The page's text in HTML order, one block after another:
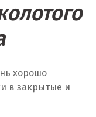
хорошо
в закрытые и